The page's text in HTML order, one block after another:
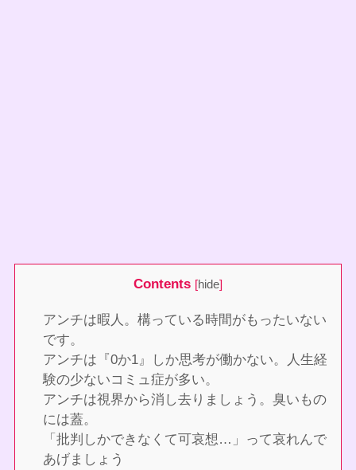
Contents [hide]
アンチは暇人。構っている時間がもったいない
です。
アンチは『0か1』しか思考が働かない。人生経
験の少ないコミュ症が多い。
アンチは視界から消し去りましょう。臭いもの
には蓋。
「批判しかできなくて可哀想…」って哀れんで
あげましょう